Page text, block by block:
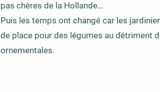
pas chères de la Hollande…
Puis les temps ont changé car les
de place pour des légumes au détriment
ornementales.